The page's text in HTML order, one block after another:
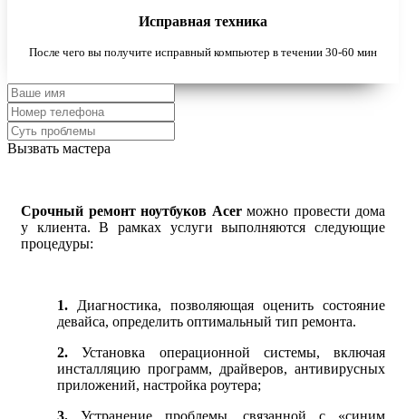
Исправная техника
После чего вы получите исправный компьютер в течении 30-60 мин
Вызвать мастера
Срочный ремонт ноутбуков Acerможно провести дома
у клиента. В рамках услуги выполняются следующие
процедуры:
1. Диагностика, позволяющая оценить состояние
девайса, определить оптимальный тип ремонта.
2. Установка операционной системы, включая
инсталляцию программ, драйверов, антивирусных
приложений, настройка роутера;